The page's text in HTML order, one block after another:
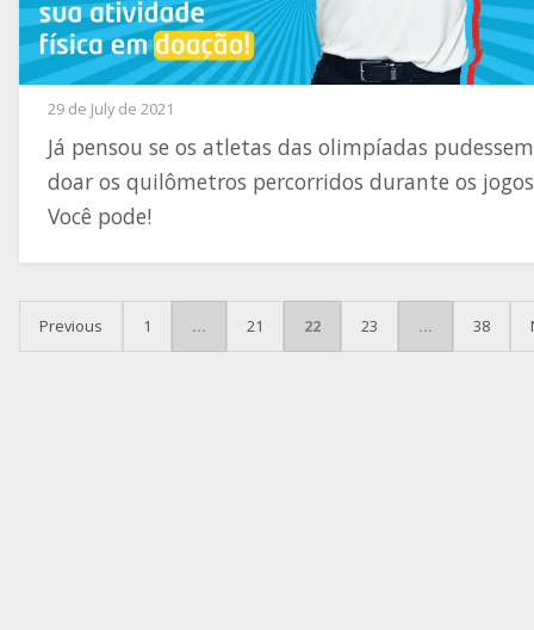
29 de July de 2021
Já pensou se os atletas das olimpíadas pudessem
doar os quilômetros percorridos durante os
Você pode!
POSTS PAGINATION
Previous 1 … 21 22 23 … 38